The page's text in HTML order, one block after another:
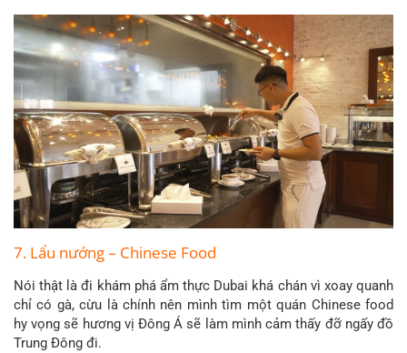
7. Lẩu nướng – Chinese Food
Nói thật là đi khám phá ẩm thực Dubai khá chán vì xoay quanh
chỉ có gà, cừu là chính nên mình tìm một quán Chinese food
hy vọng sẽ hương vị Đông Á sẽ làm mình cảm thấy đỡ ngấy đồ
Trung Đông đi.